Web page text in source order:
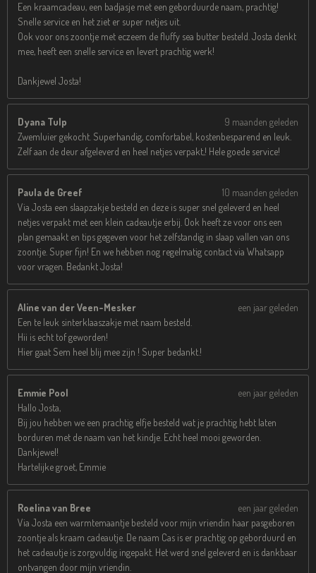
Een kraamcadeau, een badjasje met een geborduurde naam, prachtig!
Snelle service en het ziet er super netjes uit.
Ook voor ons zoontje met eczeem de fluffy sea butter besteld. Josta denkt
mee, heeft een snelle service en levert prachtig werk!
Dankjewel Josta!
Dyana Tulp
9 maanden geleden
Zwemluier gekocht. Superhandig, comfortabel, kostenbesparend en leuk.
Zelf aan de deur afgeleverd en heel netjes verpakt,! Hele goede service!
Paula de Greef
10 maanden geleden
Via Josta een slaapzakje besteld en deze is super snel geleverd en heel
netjes verpakt met een klein cadeautje erbij. Ook heeft ze voor ons een
plan gemaakt en tips gegeven voor het zelfstandig in slaap vallen van ons
zoontje. Super fijn! En we hebben nog regelmatig contact via Whatsapp
voor vragen. Bedankt Josta!
Aline van der Veen-Mesker
een jaar geleden
Een te leuk sinterklaaszakje met naam besteld.
Hii is echt tof geworden!
Hier gaat Sem heel blij mee zijn ! Super bedankt.!
Emmie Pool
een jaar geleden
Hallo Josta,
Bij jou hebben we een prachtig elfje besteld wat je prachtig hebt laten
borduren met de naam van het kindje. Echt heel mooi geworden.
Dankjewel!
Hartelijke groet, Emmie
Roelina van Bree
een jaar geleden
Via Josta een warmtemaantje besteld voor mijn vriendin haar pasgeboren
zoontje als kraam cadeautje. De naam Cas is er prachtig op geborduurd en
het cadeautje is zorgvuldig ingepakt. Het werd snel geleverd en is dankbaar
ontvangen door mijn vriendin.